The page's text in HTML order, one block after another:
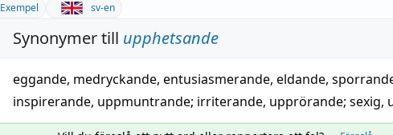
Exempel sv-en
Synonymer till upphetsande
eggande, medryckande, entusiasmerande, eldande,
inspirerande, uppmuntrande; irriterande, upprörande; sexig,